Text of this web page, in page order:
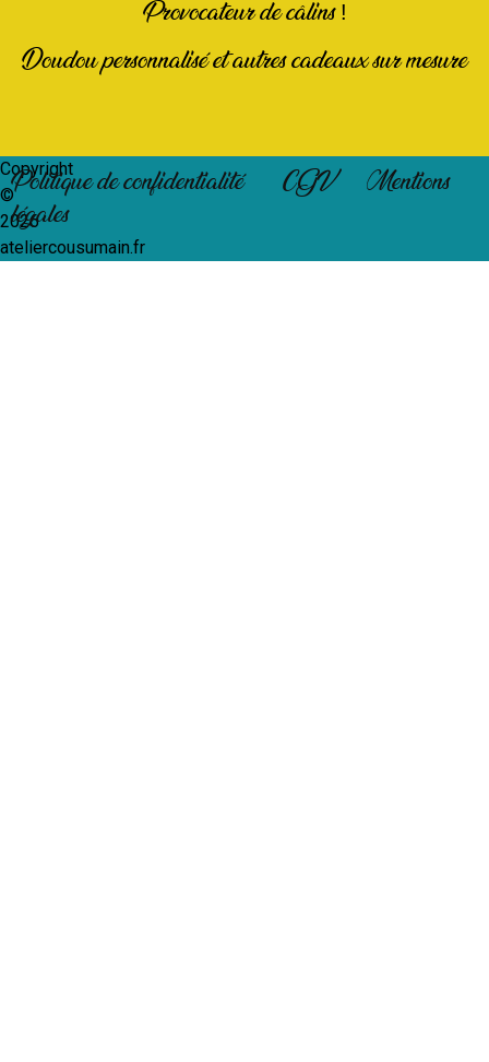
Provocateur de câlins !
Doudou personnalisé et autres cadeaux sur mesure
Copyright
©
2026
ateliercousumain.fr
Politique de confidentialité CGV
Mentions
légales